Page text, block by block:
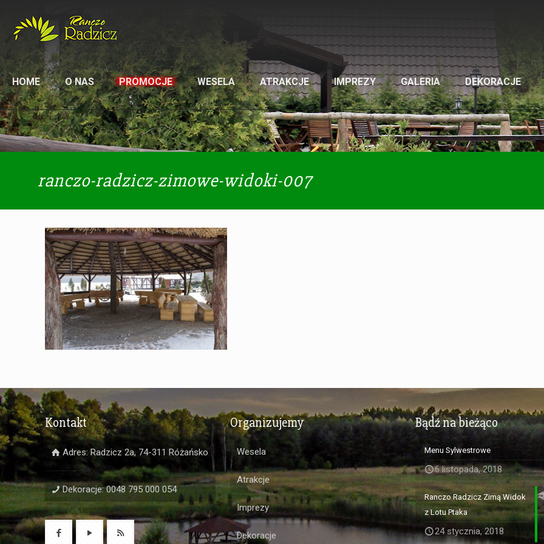
HOME O NAS PROMOCJE WESELA ATRAKCJE IMPREZY GALERIA DEKORACJE
ranczo-radzicz-zimowe-widoki-007
Kontakt
Adres: Radzicz 2a, 74-311 Różańsko
Dekoracje: 0048 795 000 054
Organizujemy
Wesela
Atrakcje
Imprezy
Dekoracje
Bądź na bieżąco
Menu Sylwestrowe
6 listopada, 2018
Ranczo Radzicz Zimą Widok
z Lotu Ptaka
24 stycznia, 2018